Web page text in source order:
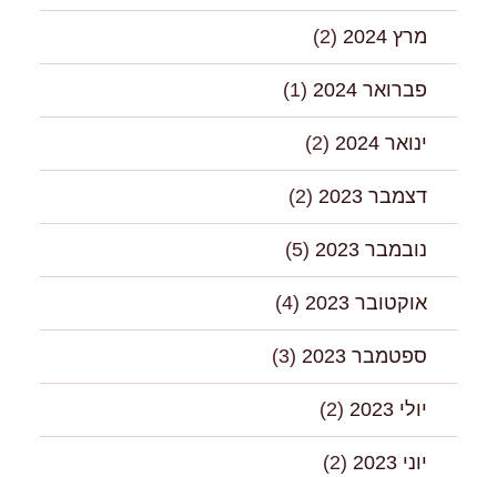
מרץ 2024 (2)
פברואר 2024 (1)
ינואר 2024 (2)
דצמבר 2023 (2)
נובמבר 2023 (5)
אוקטובר 2023 (4)
ספטמבר 2023 (3)
יולי 2023 (2)
יוני 2023 (2)